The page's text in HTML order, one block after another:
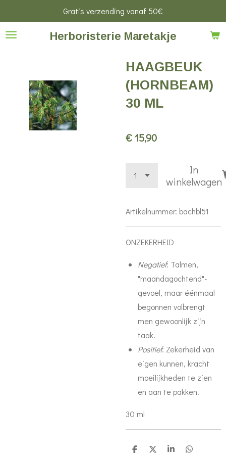
naar
Herboristerie Maretakje
Gratis verzending vanaf 50€
HAAGBEUK
(HORNBEAM)
30 ML
€ 15,90
In
winkelwagen
Artikelnummer: bachbl51
ONZEKERHEID
Negatief: Talmen,
"maandagochtend"-
gevoel, maar éénmaal
begonnen volbrengt
men gewoonlijk zijn
taak.
Positief: Zekerheid van
eigen kunnen, kracht
moeilijkheden te zien
en aan te pakken.
30 ml